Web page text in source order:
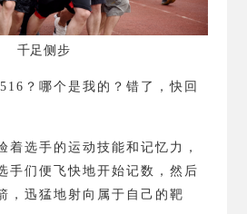
千足侧步
？ 哪个是我的？错了，快回
着选手的运动技能和记忆力，
手们便飞快地开始记数，然后
，迅猛地射向属于自己的靶